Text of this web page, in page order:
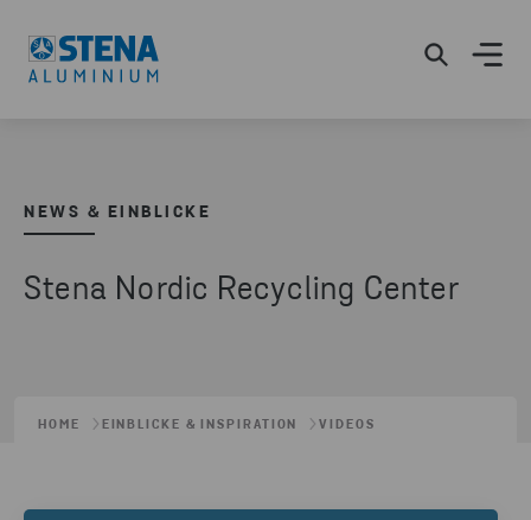
NEWS & EINBLICKE
Stena Nordic Recycling Center
HOME EINBLICKE & INSPIRATION VIDEOS